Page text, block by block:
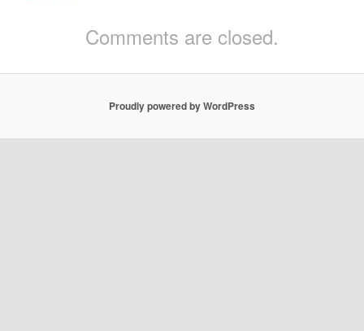
Comments are closed.
Proudly powered by WordPress